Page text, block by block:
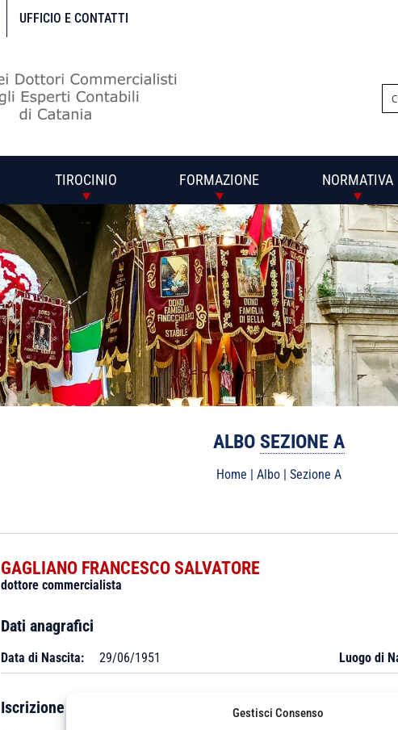
Gestisci Consenso
UFFICIO E CONTATTI
TIROCINIO FORMAZIONE NORMATIVA
ALBO SEZIONE A
Home | Albo| Sezione A
GAGLIANO FRANCESCO SALVATORE
dottore commercialista
Dati anagrafici
Data di Nascita: 29/06/1951 Luogo di
Iscrizione